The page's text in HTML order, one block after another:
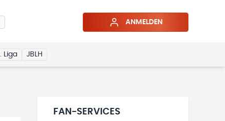
ANMELDEN
Liga JBLH
FAN-SERVICES